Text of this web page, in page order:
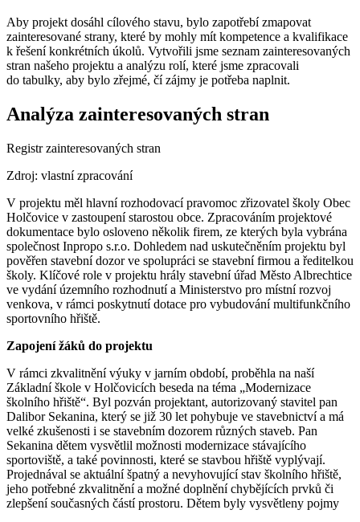
Aby projekt dosáhl cílového stavu, bylo zapotřebí zmapovat
zainteresované strany, které by mohly mít kompetence a kvalifikace
k řešení konkrétních úkolů. Vytvořili jsme seznam zainteresovaných
stran našeho projektu a analýzu rolí, které jsme zpracovali
do tabulky, aby bylo zřejmé, čí zájmy je potřeba naplnit.
Analýza zainteresovaných stran
Registr zainteresovaných stran
Zdroj: vlastní zpracování
V projektu měl hlavní rozhodovací pravomoc zřizovatel školy Obec
Holčovice v zastoupení starostou obce. Zpracováním projektové
dokumentace bylo osloveno několik firem, ze kterých byla vybrána
společnost Inpropo s.r.o. Dohledem nad uskutečněním projektu byl
pověřen stavební dozor ve spolupráci se stavební firmou a ředitelkou
školy. Klíčové role v projektu hrály stavební úřad Město Albrechtice
ve vydání územního rozhodnutí a Ministerstvo pro místní rozvoj
venkova, v rámci poskytnutí dotace pro vybudování multifunkčního
sportovního hřiště.
Zapojení žáků do projektu
V rámci zkvalitnění výuky v jarním období, proběhla na naší
Základní škole v Holčovicích beseda na téma „Modernizace
školního hřiště“. Byl pozván projektant, autorizovaný stavitel pan
Dalibor Sekanina, který se již 30 let pohybuje ve stavebnictví a má
velké zkušenosti i se stavebním dozorem různých staveb. Pan
Sekanina dětem vysvětlil možnosti modernizace stávajícího
sportoviště, a také povinnosti, které se stavbou hřiště vyplývají.
Projednával se aktuální špatný a nevyhovující stav školního hřiště,
jeho potřebné zkvalitnění a možné doplnění chybějících prvků či
zlepšení současných částí prostoru. Dětem byly vysvětleny pojmy